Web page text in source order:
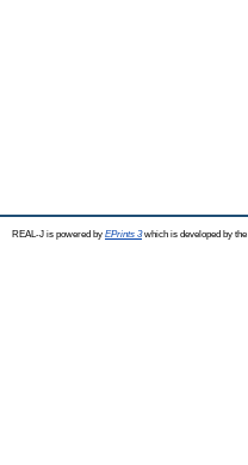
REAL-J is powered by EPrints 3which is developed by the